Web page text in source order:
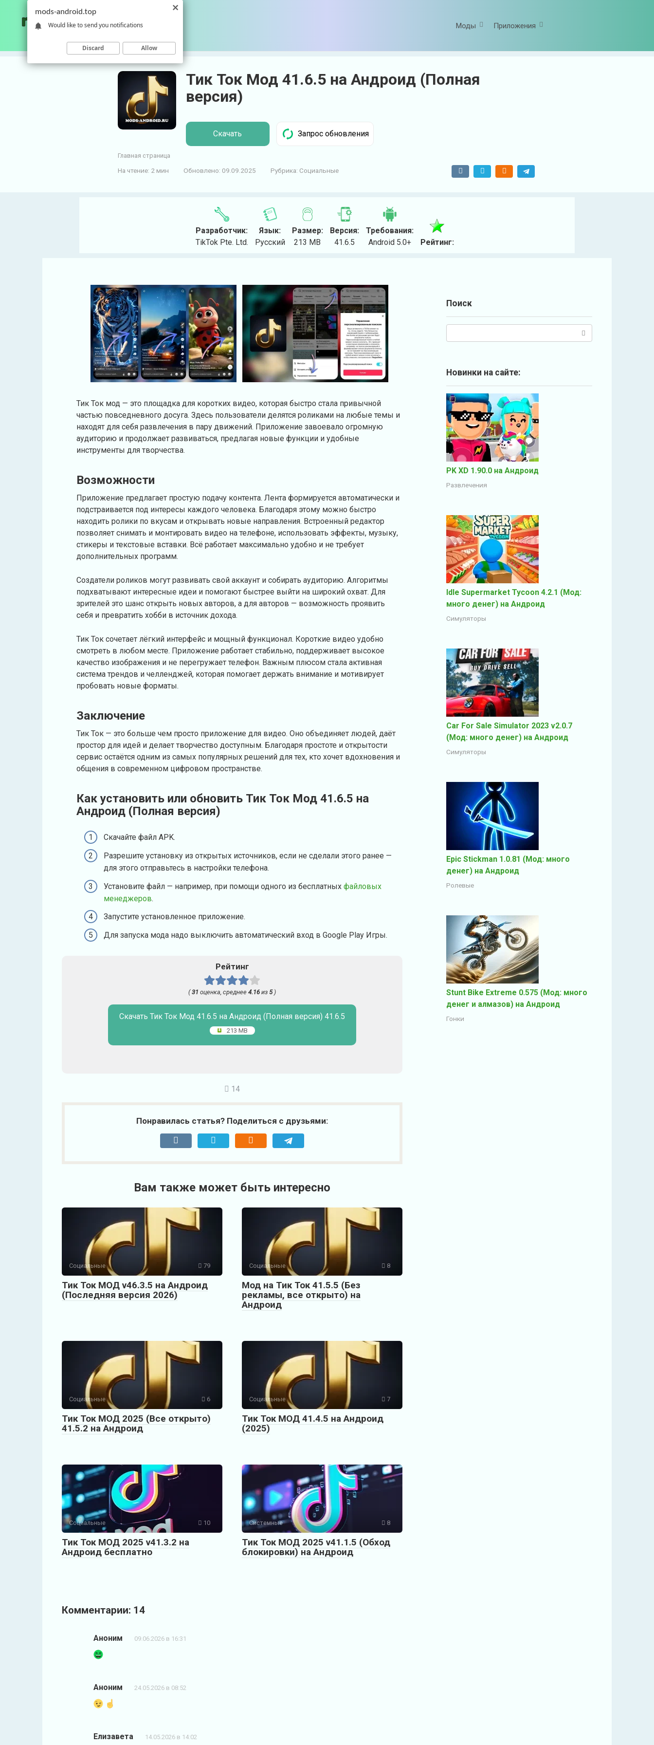
й
Моды Приложения
Тик Ток Мод 41.6.5 на Андроид (Полная
версия)
Скачать
Главная страница
На чтение: 2 мин Обновлено: 09.09.2025 Рубрика: Социальные
Разработчик:
TikTok Pte. Ltd.
Язык:
Русский
Размер:
213 MB
Версия:
41.6.5
Требования:
Android 5.0+
Рейтинг:
Тик Ток мод — это площадка для коротких видео, которая быстро стала привычной
частью повседневного досуга. Здесь пользователи делятся роликами на любые темы и
находят для себя развлечения в пару движений. Приложение завоевало огромную
аудиторию и продолжает развиваться, предлагая новые функции и удобные
инструменты для творчества.
Возможности
Приложение предлагает простую подачу контента. Лента формируется автоматически и
подстраивается под интересы каждого человека. Благодаря этому можно быстро
находить ролики по вкусам и открывать новые направления. Встроенный редактор
позволяет снимать и монтировать видео на телефоне, использовать эффекты, музыку,
стикеры и текстовые вставки. Всё работает максимально удобно и не требует
дополнительных программ.
Создатели роликов могут развивать свой аккаунт и собирать аудиторию. Алгоритмы
подхватывают интересные идеи и помогают быстрее выйти на широкий охват. Для
зрителей это шанс открыть новых авторов, а для авторов — возможность проявить
себя и превратить хобби в источник дохода.
Тик Ток сочетает лёгкий интерфейс и мощный функционал. Короткие видео удобно
смотреть в любом месте. Приложение работает стабильно, поддерживает высокое
качество изображения и не перегружает телефон. Важным плюсом стала активная
система трендов и челленджей, которая помогает держать внимание и мотивирует
пробовать новые форматы.
Заключение
Тик Ток — это больше чем просто приложение для видео. Оно объединяет людей, даёт
простор для идей и делает творчество доступным. Благодаря простоте и открытости
сервис остаётся одним из самых популярных решений для тех, кто хочет вдохновения и
общения в современном цифровом пространстве.
Как установить или обновить Тик Ток Мод 41.6.5 на
Андроид (Полная версия)
Скачайте файл APK.
Разрешите установку из открытых источников, если не сделали этого ранее —
для этого отправьтесь в настройки телефона.
Установите файл — например, при помощи одного из бесплатных файловых
менеджеров.
Запустите установленное приложение.
Для запуска мода надо выключить автоматический вход в Google Play Игры.
Рейтинг
(31 оценка, среднее 4.16 из 5)
Скачать Тик Ток Мод 41.6.5 на Андроид (Полная версия) 41.6.5
213 MB
14
Понравилась статья? Поделиться с друзьями:
Вам также может быть интересно
Социальные 79
Тик Ток МОД v46.3.5 на Андроид
(Последняя версия 2026)
Социальные 8
Мод на Тик Ток 41.5.5 (Без
рекламы, все открыто) на
Андроид
Социальные 6
Тик Ток МОД 2025 (Все открыто)
41.5.2 на Андроид
Социальные 7
Тик Ток МОД 41.4.5 на Андроид
(2025)
Социальные 10
Тик Ток МОД 2025 v41.3.2 на
Андроид бесплатно
Системные 8
Тик Ток МОД 2025 v41.1.5 (Обход
блокировки) на Андроид
Комментарии: 14
Аноним 09.06.2026 в 16:31
Аноним 24.05.2026 в 08:52
Елизавета 14.05.2026 в 14:02
Поиск
о
к
:
Новинки на сайте:
PK XD 1.90.0 на Андроид
Развлечения
Idle Supermarket Tycoon 4.2.1 (Мод:
много денег) на Андроид
Симуляторы
Car For Sale Simulator 2023 v2.0.7
(Мод: много денег) на Андроид
Симуляторы
Epic Stickman 1.0.81 (Мод: много
денег) на Андроид
Ролевые
Stunt Bike Extreme 0.575 (Мод: много
денег и алмазов) на Андроид
Гонки
mods-android.top
Would like to send you notifications
Discard Allow